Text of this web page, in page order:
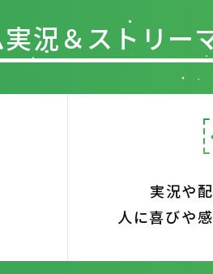
況＆ストリー
実況や
人に喜びや